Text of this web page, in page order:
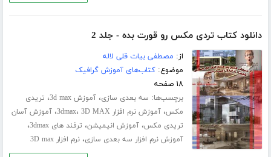
دانلود کتاب تردی مکس رو قورت بده - جلد 2
از: مصطفی بیات قلی لاله
موضوع:کتاب‌های آموزش گرافیک
۱۸ صفحه
برچسب‌ها: سه بعدی سازی،آموزش 3d max ، تریدی
مکس،آموزش نرم افزار 3dmax ، 3D MAX ،آموزش آسان
تریدی مکس،آموزش انیمیشن، ترفند های 3dmax ،
آموزش نرم افزار سه بعدی سازی،نرم افزار 3D max